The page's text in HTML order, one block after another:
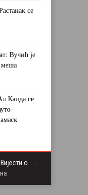
се
Вучић је
меша
Каида се
Вијести о... -